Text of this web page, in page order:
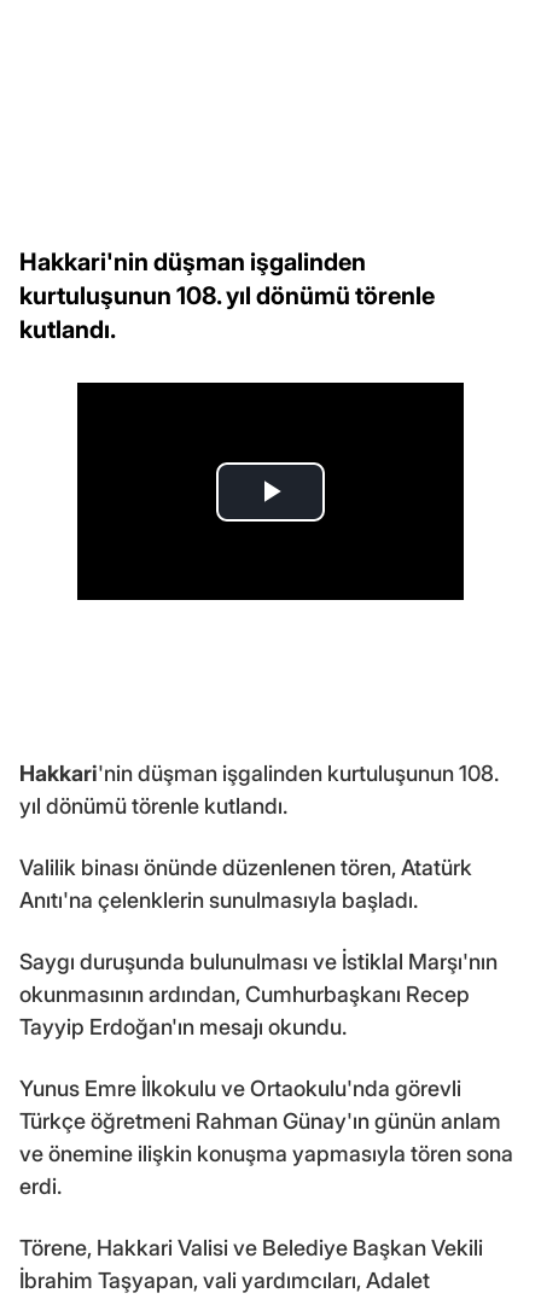
Hakkari'nin düşman işgalinden
kurtuluşunun 108. yıl dönümü törenle
kutlandı.
Hakkari'nin düşman işgalinden kurtuluşunun 108.
yıl dönümü törenle kutlandı.
Valilik binası önünde düzenlenen tören, Atatürk
Anıtı'na çelenklerin sunulmasıyla başladı.
Saygı duruşunda bulunulması ve İstiklal Marşı'nın
okunmasının ardından, Cumhurbaşkanı Recep
Tayyip Erdoğan'ın mesajı okundu.
Yunus Emre İlkokulu ve Ortaokulu'nda görevli
Türkçe öğretmeni Rahman Günay'ın günün anlam
ve önemine ilişkin konuşma yapmasıyla tören sona
erdi.
Törene, Hakkari Valisi ve Belediye Başkan Vekili
İbrahim Taşyapan, vali yardımcıları, Adalet